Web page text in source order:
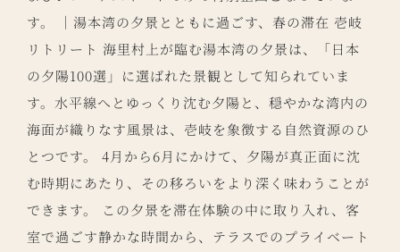
す。 ｜湯本湾の夕景とともに過ごす、春の滞在 壱岐
リトリート 海里村上が臨む湯本湾の夕景は、「日本
の夕陽100選」に選ばれた景観として知られていま
す。水平線へとゆっくり沈む夕陽と、穏やかな湾内の
海面が織りなす風景は、壱岐を象徴する自然資源のひ
とつです。 4月から6月にかけて、夕陽が真正面に沈
む時期にあたり、その移ろいをより深く味わうことが
できます。 この夕景を滞在体験の中に取り入れ、客
室で過ごす静かな時間から、テラスでのプライベート